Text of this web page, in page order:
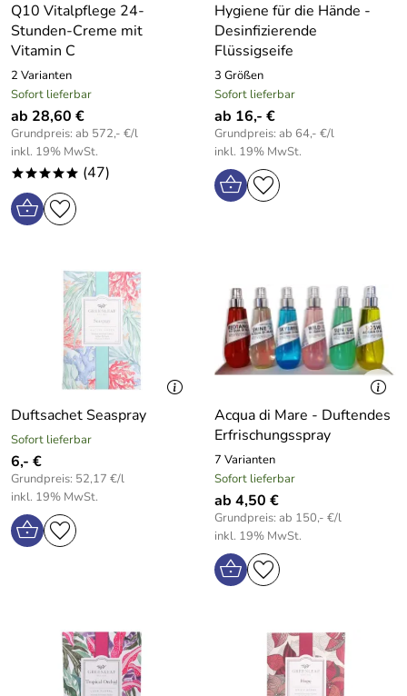
Q10 Vitalpflege 24-
Stunden-Creme mit
Vitamin C
2 Varianten
Sofort lieferbar
ab 28,60 €
Grundpreis: ab 572,- €/l
inkl. 19% MwSt.
***** (47)
Hygiene für die Hände -
Desinfizierende
Flüssigseife
3 Größen
Sofort lieferbar
ab 16,- €
Grundpreis: ab 64,- €/l
inkl. 19% MwSt.
Duftsachet Seaspray
Sofort lieferbar
6,- €
Grundpreis: 52,17 €/l
inkl. 19% MwSt.
Acqua di Mare - Duftendes
Erfrischungsspray
7 Varianten
Sofort lieferbar
ab 4,50 €
Grundpreis: ab 150,- €/l
inkl. 19% MwSt.